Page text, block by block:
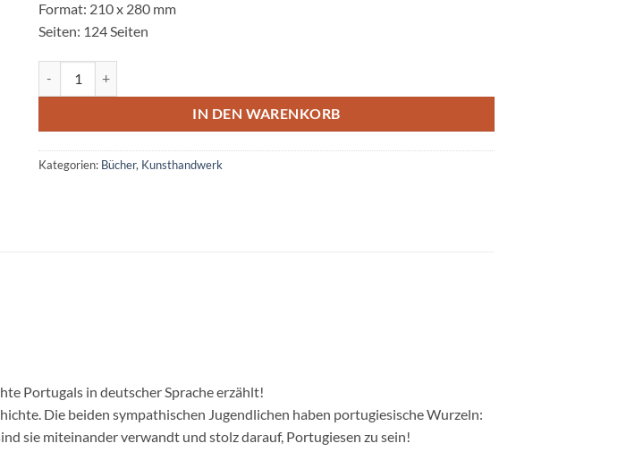
Format: 210 x 280 mm
Seiten: 124 Seiten
IN DEN WARENKORB
Kategorien: Bücher, Kunsthandwerk
Portugals in deutscher Sprache erzählt!
Die beiden sympathischen Jugendlichen haben portugiesische Wurzeln:
sie miteinander verwandt und stolz darauf, Portugiesen zu sein!